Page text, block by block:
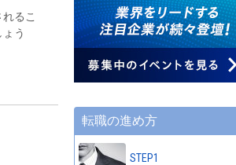
るこ
う
転職の進め方
STEP1